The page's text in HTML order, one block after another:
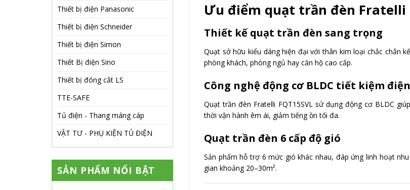
Thiết bị điện Panasonic
Thiết bị điện Schneider
Thiết bị điện Simon
Thiết Bị điện Sino
Thiết bị đóng cắt LS
TTE-SAFE
Tủ điện - Thang máng cáp
VẬT TƯ - PHỤ KIỆN TỦ ĐIỆN
SẢN PHẨM NỔI BẬT
Ưu điểm quạt trần đèn Fratelli
Thiết kế quạt trần đèn sang trọng
Quạt sở hữu kiểu dáng hiện đại với thân kim loại chắc chắn
phòng khách, phòng ngủ hay căn hộ cao cấp.
Công nghệ động cơ BLDC tiết kiệm điện
Quạt trần đèn Fratelli FQT15SVL sử dụng động cơ BLDC
thời vận hành êm ái, giảm tiếng ồn tối đa.
Quạt trần đèn 6 cấp độ gió
Sản phẩm hỗ trợ 6 mức gió khác nhau, đáp ứng linh hoạt
gian khoảng 20–30m².